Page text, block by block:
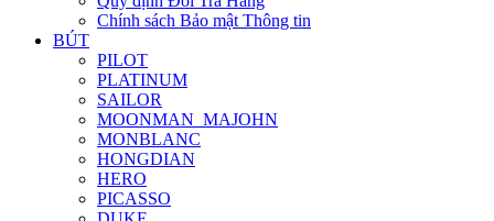
Chính sách Bảo mật Thông tin
BÚT
PILOT
PLATINUM
SAILOR
MOONMAN_MAJOHN
MONBLANC
HONGDIAN
HERO
PICASSO